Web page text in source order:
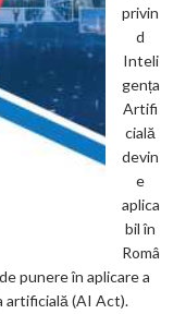
privin
d
Inteli
gența
Artifi
cială
devin
e
aplica
bil în
Româ
punere în aplicare a
artificială (AI Act).